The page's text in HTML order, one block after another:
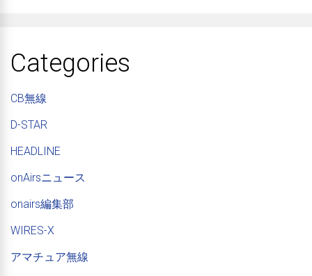
Categories
CB無線
D-STAR
HEADLINE
onAirsニュース
onairs編集部
WIRES-X
アマチュア無線